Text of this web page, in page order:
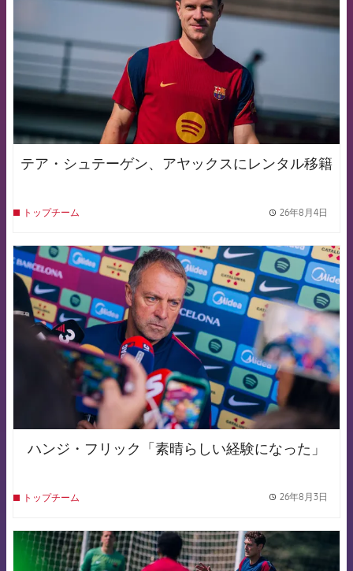
テア・シュテーゲン、アヤックスにレンタル移籍
トップチーム 26年8月4日
FCB Barcelona badge
ハンジ・フリック「素晴らしい経験になった」
トップチーム 26年8月3日
FCB Barcelona badge